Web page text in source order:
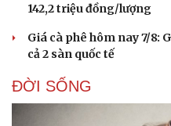
142,2 triệu đồng/lượng
Giá cà phê hôm nay 7/8:
cả 2 sàn quốc tế
ĐỜI SỐNG